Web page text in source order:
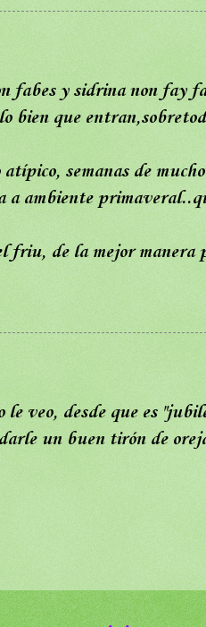
fabes y sidrina non fay
bien que
semanas de
a ambiente
friu, de la mejor manera
veo, desde que es
un buen tirón de